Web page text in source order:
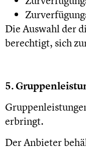
Die Auswahl der
berechtigt, sich
5.
erbringt.
Der Anbieter